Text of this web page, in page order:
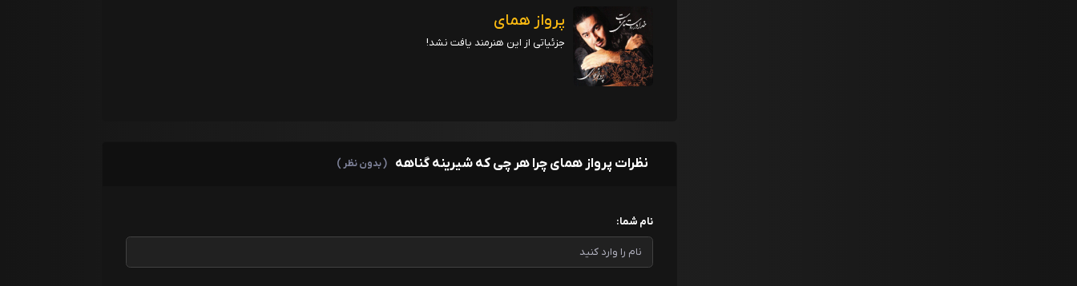
پرواز همای
جزئیاتی از این هنرمند یافت نشد!
نظرات پرواز همای چرا هر چی که شیرینه گناهه ( بدون نظر )
نام شما: